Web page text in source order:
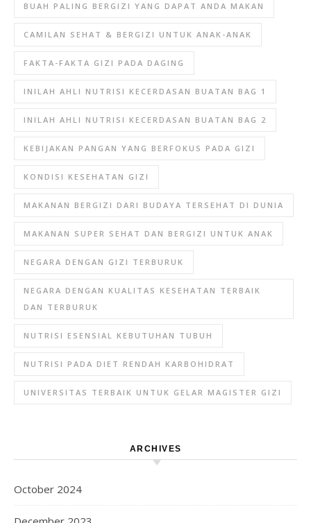
BUAH PALING BERGIZI YANG DAPAT ANDA MAKAN
CAMILAN SEHAT & BERGIZI UNTUK ANAK-ANAK
FAKTA-FAKTA GIZI PADA DAGING
INILAH AHLI NUTRISI KECERDASAN BUATAN BAG 1
INILAH AHLI NUTRISI KECERDASAN BUATAN BAG 2
KEBIJAKAN PANGAN YANG BERFOKUS PADA GIZI
KONDISI KESEHATAN GIZI
MAKANAN BERGIZI DARI BUDAYA TERSEHAT DI DUNIA
MAKANAN SUPER SEHAT DAN BERGIZI UNTUK ANAK
NEGARA DENGAN GIZI TERBURUK
NEGARA DENGAN KUALITAS KESEHATAN TERBAIK
DAN TERBURUK
NUTRISI ESENSIAL KEBUTUHAN TUBUH
NUTRISI PADA DIET RENDAH KARBOHIDRAT
UNIVERSITAS TERBAIK UNTUK GELAR MAGISTER GIZI
ARCHIVES
October 2024